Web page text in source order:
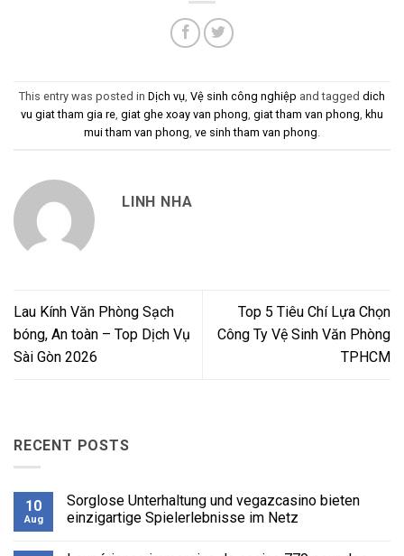
This entry was posted in Dịch vụ, Vệ sinh công nghiệp and tagged dich
vu giat tham gia re, giat ghe xoay van phong, giat tham van phong, khu
mui tham van phong, ve sinh tham van phong.
LINH NHA
Lau Kính Văn Phòng Sạch
bóng, An toàn – Top Dịch Vụ
Sài Gòn 2026
Top 5 Tiêu Chí Lựa Chọn
Công Ty Vệ Sinh Văn Phòng
TPHCM
RECENT POSTS
10
Aug
Sorglose Unterhaltung und vegazcasino bieten
einzigartige Spielerlebnisse im Netz